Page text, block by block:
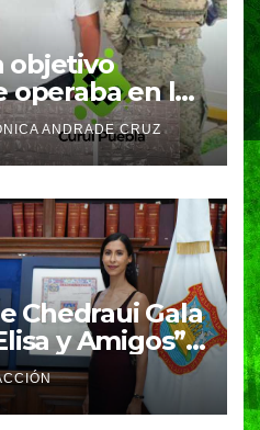
objetivo
operaba en la
ANDRADE CRUZ
Chedraui Gala
y Amigos”
el acceso a la
capital